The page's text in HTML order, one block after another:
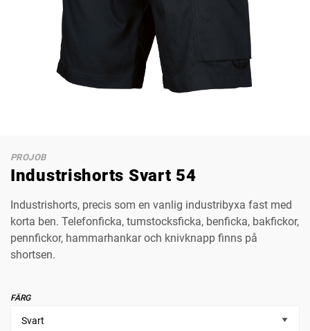
PROJOB
Industrishorts Svart 54
Industrishorts, precis som en vanlig industribyxa fast med
korta ben. Telefonficka, tumstocksficka, benficka, bakfickor,
pennfickor, hammarhankar och knivknapp finns på
shortsen.
FÄRG